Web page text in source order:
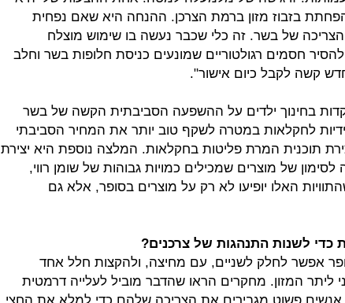
בזבוז מזון ברמת הצרכן. ההנחה היא שאם נפחית
הצריכה של בשר. זה כלי שכבר נעשה בו שימוש מוצלח
חסמים רגולטוריים שמונעים כניסת חלופות בשר וחלב
קשה לקבל כיום אישור".
בחינוך ילדים על ההשפעה הסביבתית הקשה של בשר
לחקלאות במטרה לשקף טוב יותר את המחיר הסביבתי
תוכנית המרת פליטות בחקלאות. המלצה נוספת היא יצירת
של מוצרים שמכילים כמויות גבוהות של שומן רווי,
האלו יופיעו לא רק על מוצרים בסופר, אלא גם
לשנות התנהגות של צרכנים?
אפשר לחלק לשניים, עם מחיצה, ולהקצות חלל אחד
ליתר המזון. מחקרים הראו שהדבר מוביל לעלייה דרמטית